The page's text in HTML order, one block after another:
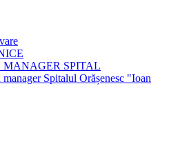
SPITAL
Spitalul Orășenesc "Ioan